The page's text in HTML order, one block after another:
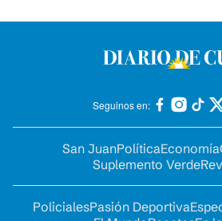
Seguinos en:
San JuanPolíticaEconomía
Suplemento Verde
PolicialesPasión Deportiva